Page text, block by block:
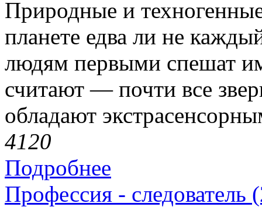
Природные и
планете едва ли не
людям первыми спешат
считают — почти все
обладают
4120
Подробнее
Профессия -